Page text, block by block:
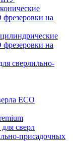
фрезеровки на
фрезеровки на
сверлильно-
ECO
сверл
присадочных